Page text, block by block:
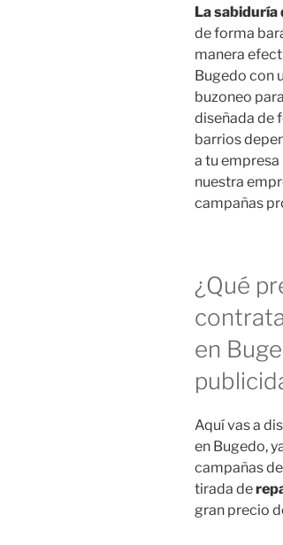
La sabiduría
de forma
manera
Bugedo con
buzoneo
diseñada de
barrios
a tu
nuestra
campañas
¿Qué
en
Aquí vas a
en Bugedo,
campañas
tirada de
gran precio